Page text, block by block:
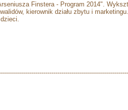
Finstera - Program 2014".
kierownik działu zbytu i